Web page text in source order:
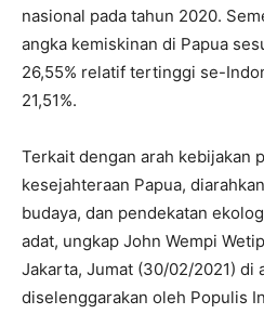
nasional pada tahun 2020.
angka kemiskinan di Papua
26,55% relatif tertinggi se-
21,51%.
Terkait dengan arah kebijakan
kesejahteraan Papua,
budaya, dan pendekatan
adat, ungkap John Wempi
Jakarta, Jumat (30/02/2021) di
diselenggarakan oleh Populis